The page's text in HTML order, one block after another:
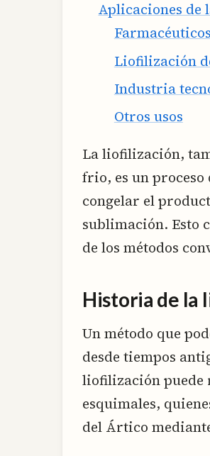
Aplicaciones
Liofilización
Industria
Otros usos
La liofilización,
frio, es un
congelar el
sublimación. Esto
de los métodos
Historia de la
Un método que
desde tiempos
liofilización puede
esquimales,
del Ártico